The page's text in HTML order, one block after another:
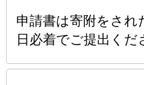
申請書は寄附をされ
日必着でご提出くだ